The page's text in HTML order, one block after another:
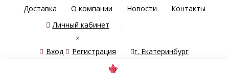
Доставка О компании Новости
Контакты
Личный кабинет
×
Вход
Регистрация г. Екатеринбург